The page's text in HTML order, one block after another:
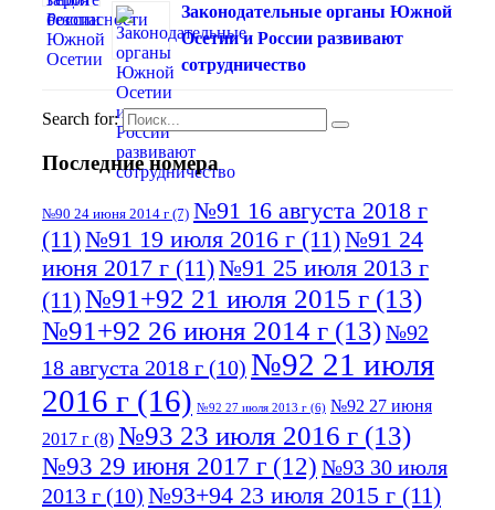
Законодательные органы Южной
Осетии и России развивают
сотрудничество
Search for:
Последние номера
№90 24 июня 2014 г (7) №91 16 августа 2018 г
(11)№91 19 июля 2016 г (11)№91 24
июня 2017 г (11)№91 25 июля 2013 г
(11)№91+92 21 июля 2015 г (13)
№91+92 26 июня 2014 г (13)№92
18 августа 2018 г (10) №92 21 июля
2016 г (16) №92 27 июля 2013 г (6) №92 27 июня
2017 г (8) №93 23 июля 2016 г (13)
№93 29 июня 2017 г (12) №93 30 июля
2013 г (10) №93+94 23 июля 2015 г (11)